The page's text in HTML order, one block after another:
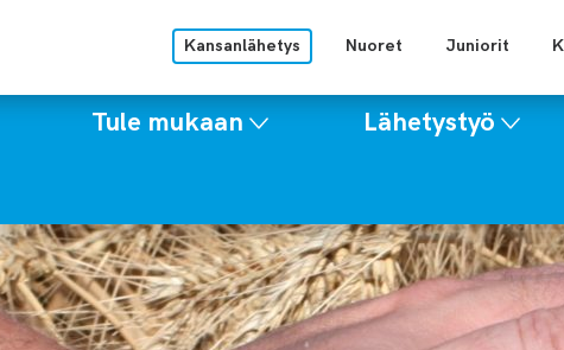
Kansanlähetys Nuoret Juniorit
Tule mukaan Lähetystyö